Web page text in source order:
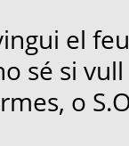
el
sé si
o